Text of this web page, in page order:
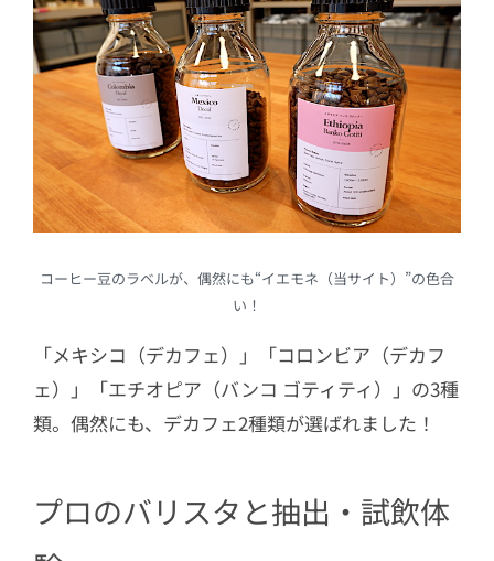
コーヒー豆のラベルが、偶然にも“イエモネ（当サイト）”の色合
い！
「メキシコ（デカフェ）」「コロンビア（デカフ
ェ）」「エチオピア（バンコ ゴティティ）」の3種
類。偶然にも、デカフェ2種類が選ばれました！
プロのバリスタと抽出・試飲体